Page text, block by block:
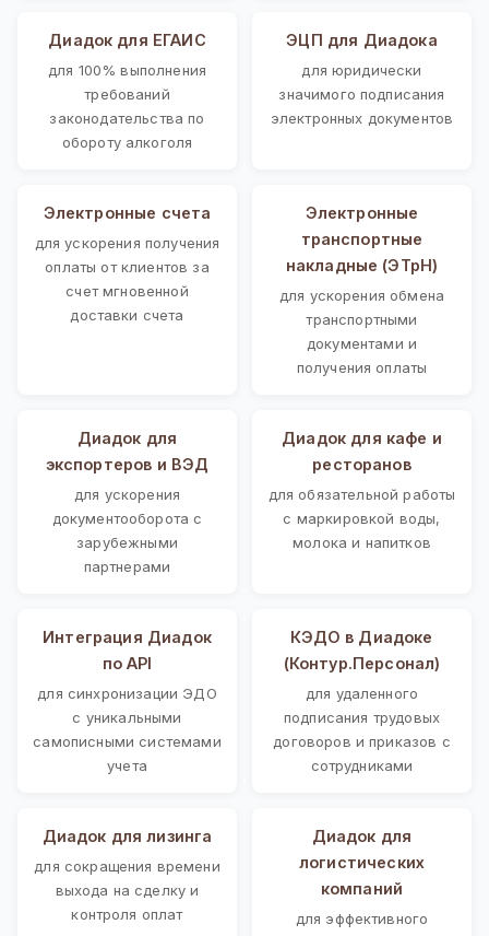
Диадок для ЕГАИС
для 100% выполнения
требований
законодательства по
обороту алкоголя
ЭЦП для Диадока
для юридически
значимого подписания
электронных документов
Электронные счета
для ускорения получения
оплаты от клиентов за
счет мгновенной
доставки счета
Электронные
транспортные
накладные (ЭТрН)
для ускорения обмена
транспортными
документами и
получения оплаты
Диадок для
экспортеров и ВЭД
для ускорения
документооборота с
зарубежными
партнерами
Диадок для кафе и
ресторанов
для обязательной работы
с маркировкой воды,
молока и напитков
Интеграция Диадок
по API
для синхронизации ЭДО
с уникальными
самописными системами
учета
КЭДО в Диадоке
(Контур.Персонал)
для удаленного
подписания трудовых
договоров и приказов с
сотрудниками
Диадок для лизинга
для сокращения времени
выхода на сделку и
контроля оплат
Диадок для
логистических
компаний
для эффективного